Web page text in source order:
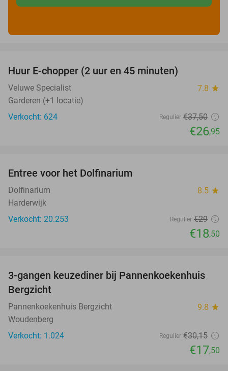
Huur E-chopper (2 uur en 45 minuten)
Veluwe Specialist 7.8 star
Garderen (+1 locatie)
Verkocht: 624
Regulier €37,50
€26,95
Entree voor het Dolfinarium
Dolfinarium 8.5 star
Harderwijk
Verkocht: 20.253
Regulier €29
€18,50
42%
3-gangen keuzediner bij Pannenkoekenhuis
Bergzicht
Pannenkoekenhuis Bergzicht 9.8 star
Woudenberg
Verkocht: 1.024
Regulier €30,15
€17,50